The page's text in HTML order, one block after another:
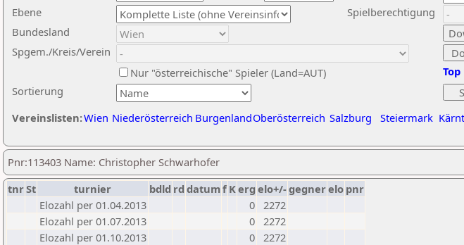
Ebene
Sortierung
Bundesland
Spgem./Kreis/Verein
Nur "österreichische" Spieler (Land=AUT)
Spielberechtigung
Vereinslisten:Wien Niederösterreich BurgenlandOberösterreich Salzburg Steiermark
Top
Pnr:113403 Name: Christopher Schwarhofer
tnrSt turnier bdld rd datumf Kerg elo+/-gegnerelo pnr
Elozahl per 01.04.2013
0 2272
Elozahl per 01.07.2013
0 2272
Elozahl per 01.10.2013
0 2272